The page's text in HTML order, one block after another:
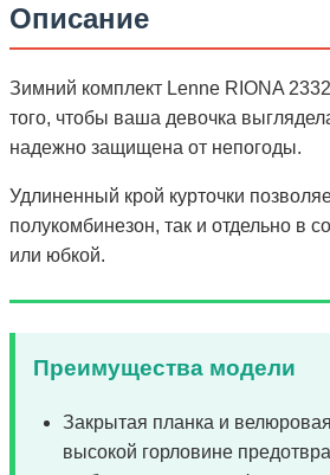
Описание
Зимний комплект Lenne RIONA
того, чтобы ваша девочка
надежно защищена от непогоды.
Удлиненный крой курточки
полукомбинезон, так и отдельно в
или юбкой.
Преимущества модели
Закрытая планка и
высокой горловине